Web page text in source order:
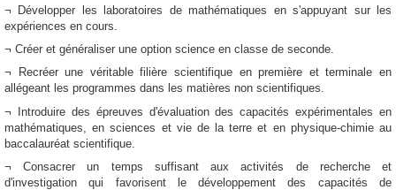
¬ Développer les laboratoires de mathématiques en s'appuyant sur les
expériences en cours.
¬ Créer et généraliser une option science en classe de seconde.
¬ Recréer une véritable filière scientifique en première et terminale en
allégeant les programmes dans les matières non scientifiques.
¬ Introduire des épreuves d'évaluation des capacités expérimentales en
mathématiques, en sciences et vie de la terre et en physique-chimie au
baccalauréat scientifique.
¬ Consacrer un temps suffisant aux activités de recherche et
d'investigation qui favorisent le développement des capacités de